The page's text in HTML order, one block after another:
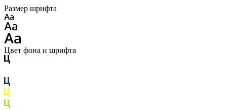
Размер шрифта
Цвет фона и шрифта